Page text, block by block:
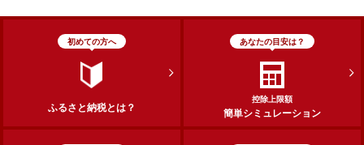
初めての方へ
ふるさと納税とは？
あなたの目安は？
控除上限額
簡単シミュレーション